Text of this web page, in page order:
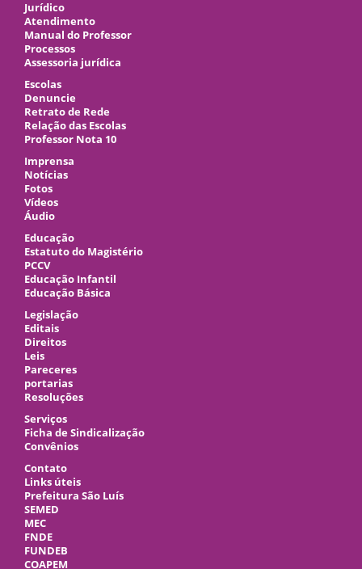
Jurídico
Atendimento
Manual do Professor
Processos
Assessoria jurídica
Escolas
Denuncie
Retrato de Rede
Relação das Escolas
Professor Nota 10
Imprensa
Notícias
Fotos
Vídeos
Áudio
Educação
Estatuto do Magistério
PCCV
Educação Infantil
Educação Básica
Legislação
Editais
Direitos
Leis
Pareceres
portarias
Resoluções
Serviços
Ficha de Sindicalização
Convênios
Contato
Links úteis
Prefeitura São Luís
SEMED
MEC
FNDE
FUNDEB
COAPEM